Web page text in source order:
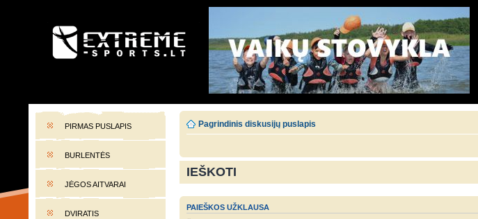
EXTREME-SPORTS.LT
PIRMAS PUSLAPIS
BURLENTĖS
JĖGOS AITVARAI
DVIRATIS
Pagrindinis diskusijų puslapis
IEŠKOTI
PAIEŠKOS UŽKLAUSA